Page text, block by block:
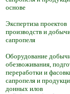
основе
Экспертиза проектов
производств и
сапропеля
Оборудование
обезвоживания,
переработки и
сапропеля и
донных илов